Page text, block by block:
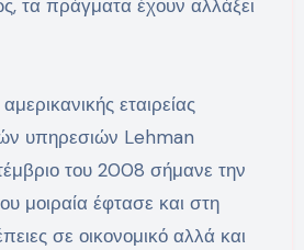
τα πράγματα έχουν αλλάξει
εταιρείας
υπηρεσιών Lehman
του 2008 σήμανε την
μοιραία έφτασε και στη
σε οικονομικό αλλά και